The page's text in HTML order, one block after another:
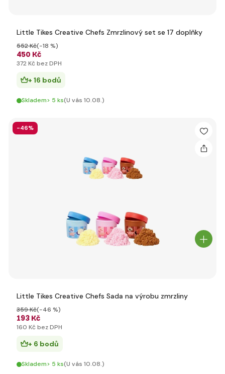
Little Tikes Creative Chefs Zmrzlinový set se 17 doplňky
450 Kč
552 Kč(-18 %)
372 Kč bez DPH
+ 16 bodů
Skladem> 5 ks(U vás 10.08.)
-46%
Little Tikes Creative Chefs Sada na výrobu zmrzliny
193 Kč
359 Kč(-46 %)
160 Kč bez DPH
+ 6 bodů
Skladem> 5 ks(U vás 10.08.)